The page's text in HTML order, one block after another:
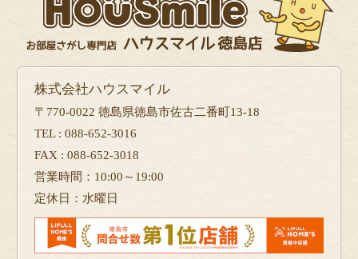
株式会社ハウスマイル
〒770-0022 徳島県徳島市佐古二番町13-18
TEL : 088-652-3016
FAX : 088-652-3018
営業時間：10:00～19:00
定休日：水曜日